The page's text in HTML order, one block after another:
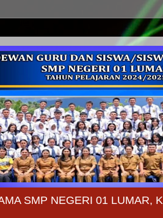
SMP NEGERI 01 LUMAR,